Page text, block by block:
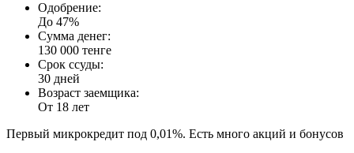
Одобрение:
До 47%
Сумма денег:
130 000 тенге
Срок ссуды:
30 дней
Возраст заемщика:
От 18 лет
Первый микрокредит под 0,01%. Есть много акций и бонусов